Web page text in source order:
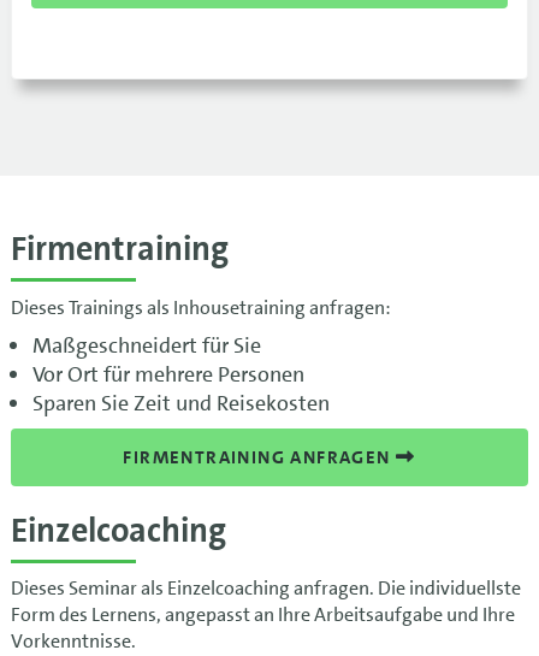
Firmentraining
Dieses Trainings als Inhousetraining anfragen:
Maßgeschneidert für Sie
Vor Ort für mehrere Personen
Sparen Sie Zeit und Reisekosten
FIRMENTRAINING ANFRAGEN
Einzelcoaching
Dieses Seminar als Einzelcoaching anfragen. Die individuellste
Form des Lernens, angepasst an Ihre Arbeitsaufgabe und Ihre
Vorkenntnisse.